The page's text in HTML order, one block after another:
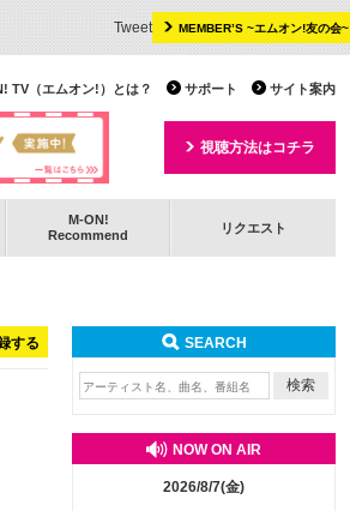
MEMBER’S ~エムオン!友の会~
Tweet
サイト案内
サポート
TV（エムオン!）とは？
視聴方法はコチラ
M-ON!
Recommend
リクエスト
する SEARCH
NOW ON AIR
2026/8/7(金)